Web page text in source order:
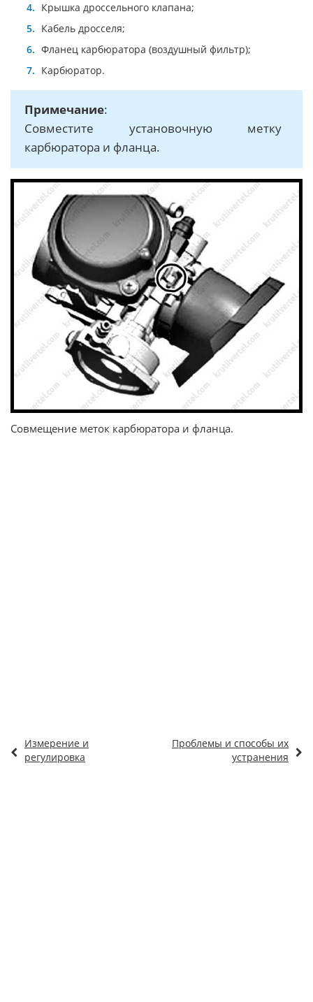
Крышка дроссельного клапана;
Кабель дросселя;
Фланец карбюратора (воздушный фильтр);
Карбюратор.
Примечание:
Совместите установочную метку
карбюратора и фланца.
Совмещение меток карбюратора и фланца.
Измерение и
регулировка
Проблемы и способы их
устранения